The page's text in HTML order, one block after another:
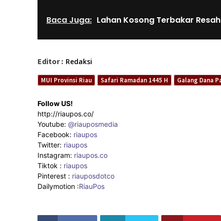
Baca Juga: Lahan Kosong Terbakar
Editor : Redaksi
MUI Provinsi Riau Safari Ramadan 1445 H Galang Dana
Follow US!
http://riaupos.co/
Youtube: @riauposmedia
Facebook: riaupos
Twitter: riaupos
Instagram: riaupos.co
Tiktok : riaupos
Pinterest : riauposdotco
Dailymotion :RiauPos